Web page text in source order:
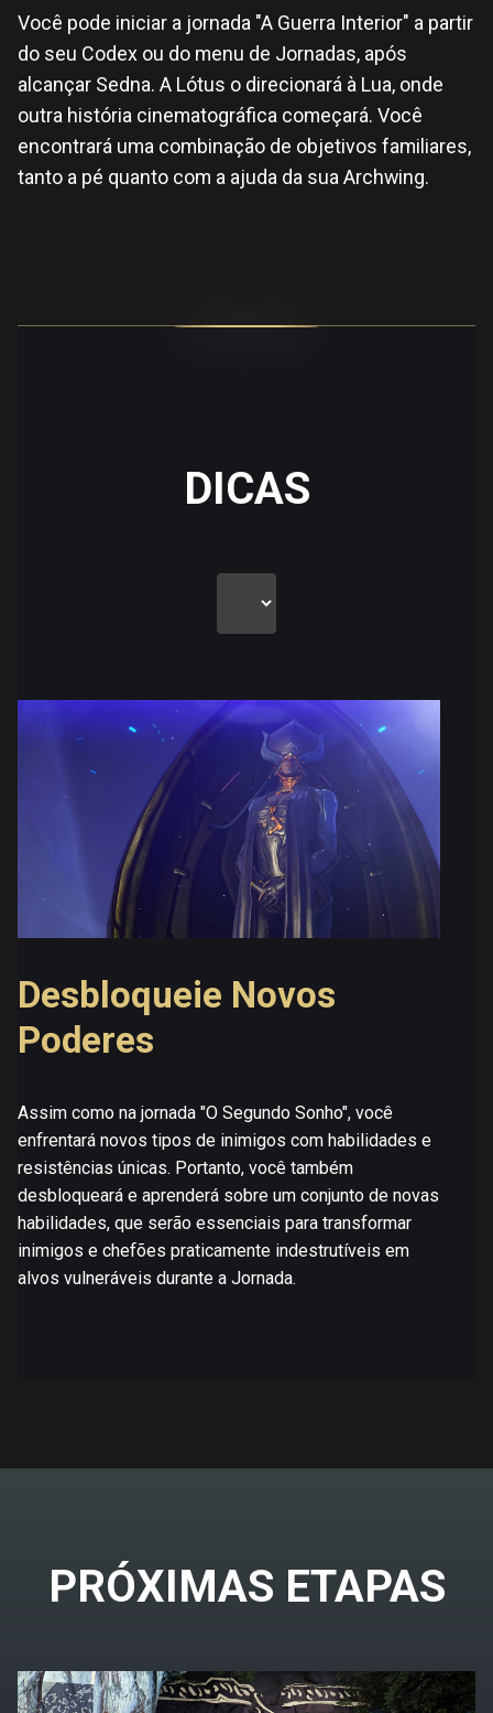
Você pode iniciar a jornada "A Guerra Interior" a partir
do seu Codex ou do menu de Jornadas, após
alcançar Sedna. A Lótus o direcionará à Lua, onde
outra história cinematográfica começará. Você
encontrará uma combinação de objetivos familiares,
tanto a pé quanto com a ajuda da sua Archwing.
DICAS
Desbloqueie Novos
Poderes
Assim como na jornada "O Segundo Sonho", você
enfrentará novos tipos de inimigos com habilidades e
resistências únicas. Portanto, você também
desbloqueará e aprenderá sobre um conjunto de novas
habilidades, que serão essenciais para transformar
inimigos e chefões praticamente indestrutíveis em
alvos vulneráveis durante a Jornada.
PRÓXIMAS ETAPAS